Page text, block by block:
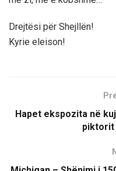
Drejtësi për Shejllën!
Kyrie eleison!
Hapet ekspozita në
piktorit